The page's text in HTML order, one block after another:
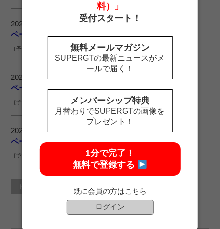
2022.03.17
ページを表示できません。
［予選・決勝2日間有効］
2022.03.17
ページを表示できません。
［予選・決勝2日間有効］
2022.03.17
ページを表示できません。
［予選・決勝2日間有効］
料）」
受付スタート！
無料メールマガジン
SUPERGTの最新ニュースがメ
ールで届く！
メンバーシップ特典
月替わりでSUPERGTの画像を
プレゼント！
1分で完了！
無料で登録する
既に会員の方はこちら
ログイン